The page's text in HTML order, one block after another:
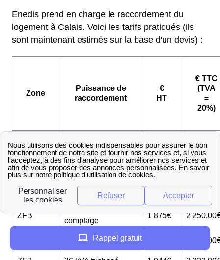
Enedis prend en charge le raccordement du
logement à Calais. Voici les tarifs pratiqués (ils
sont maintenant estimés sur la base d'un devis) :
Zone
Puissance de
raccordement
€
HT
€ TTC
(TVA
=
20%)
ZFA
comptage
1 687€ 2
ZFA 12 kVA monophasé 1 735€ 2
ZFA 36 kVA triphasé 1 809€ 2
ZFB
comptage
1 875€ 2
12 kVA monophasé 2
Rappel gratuit